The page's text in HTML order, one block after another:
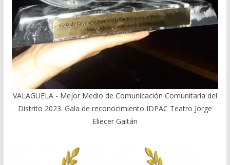
VALAGUELA - Mejor Medio de Comunicación Comunitaria del
Distrito 2023. Gala de reconocimiento IDPAC Teatro Jorge
Eliecer Gaitán